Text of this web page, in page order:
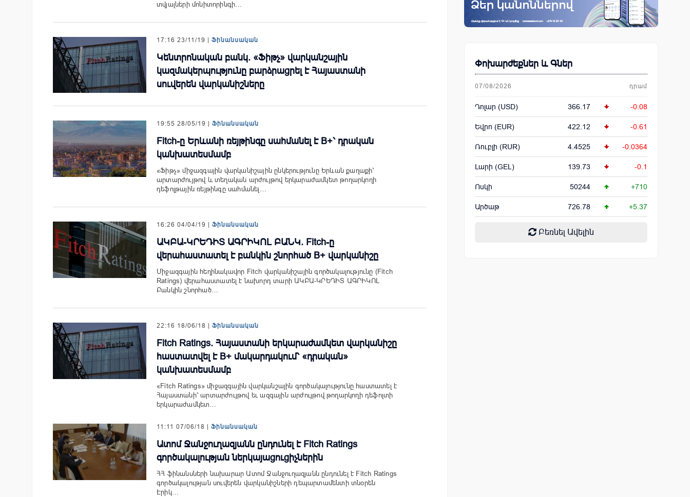
տվյալների մոնիտորինգի…
17:16 23/11/19 | Ֆինանսական
Կենտրոնական բանկ. «Ֆիթչ» վարկանշային
կազմակերպությունը բարձրացրել է Հայաստանի
սուվերեն վարկանիշները
19:55 28/05/19 | Ֆինանսական
Fitch-ը Երևանի ռեյթինգը սահմանել է B+՝ դրական
կանխատեսմամբ
«Ֆիթչ» միջազգային վարկանիշային ընկերությունը Երևան քաղաքի՝
արտարժույթով և տեղական արժույթով երկարաժամկետ թողարկողի
դեֆոլթային ռեյթինգը սահմանել…
16:26 04/04/19 | Ֆինանսական
ԱԿԲԱ-ԿՐԵԴԻՏ ԱԳՐԻԿՈԼ ԲԱՆԿ. Fitch-ը
վերահաստատել է բանկին շնորհած B+ վարկանիշը
Միջազգային հեղինակավոր Fitch վարկանիշային գործակալությունը (Fitch
Ratings) վերահաստատել է նախորդ տարի ԱԿԲԱ-ԿՐԵԴԻՏ ԱԳՐԻԿՈԼ
Բանկին շնորհած…
22:16 18/06/18 | Ֆինանսական
Fitch Ratings. Հայաստանի երկարաժամկետ վարկանիշը
հաստատվել է B+ մակարդակում՝ «դրական»
կանխատեսմամբ
«Fitch Ratings» միջազգային վարկանշային գործակալությունը հաստատել է
Հայաստանի՝ արտարժույթով եւ ազգային արժույթով թողարկողի դեֆոլտի
երկարաժամկետ…
11:11 07/06/18 | Ֆինանսական
Ատոմ Ջանջուղազյանն ընդունել է Fitch Ratings
գործակալության ներկայացուցիչներին
ՀՀ ֆինանսների նախարար Ատոմ Ջանջուղազյանն ընդունել է Fitch Ratings
գործակալության սուվերեն վարկանիշների դեպարտամենտի տնօրեն
Էրիկ…
Փոխարժեքներ և Գներ
07/08/2026 դրամ
Դոլար (USD) 366.17 -0.08
Եվրո (EUR) 422.12 -0.61
Ռուբլի (RUR) 4.4525 -0.0364
Լարի (GEL) 139.73 -0.1
Ոսկի 50244 +710
Արծաթ 726.78 +5.37
Բեռնել Ավելին